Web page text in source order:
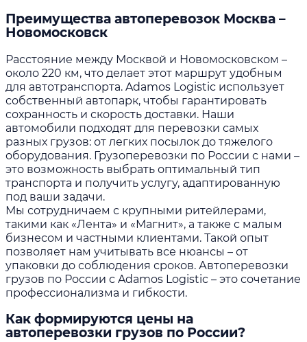
Преимущества автоперевозок Москва –
Новомосковск
Расстояние между Москвой и Новомосковском –
около 220 км, что делает этот маршрут удобным
для автотранспорта. Adamos Logistic использует
собственный автопарк, чтобы гарантировать
сохранность и скорость доставки. Наши
автомобили подходят для перевозки самых
разных грузов: от легких посылок до тяжелого
оборудования. Грузоперевозки по России с нами –
это возможность выбрать оптимальный тип
транспорта и получить услугу, адаптированную
под ваши задачи.
Мы сотрудничаем с крупными ритейлерами,
такими как «Лента» и «Магнит», а также с малым
бизнесом и частными клиентами. Такой опыт
позволяет нам учитывать все нюансы – от
упаковки до соблюдения сроков. Автоперевозки
грузов по России с Adamos Logistic – это сочетание
профессионализма и гибкости.
Как формируются цены на
автоперевозки грузов по России?